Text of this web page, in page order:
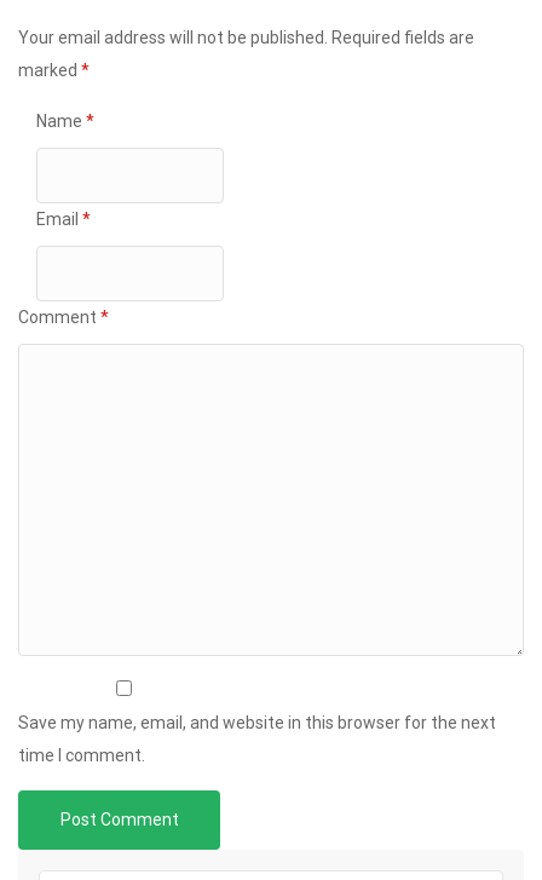
Your email address will not be published. Required fields are
marked *
Name *
Email *
Comment *
Save my name, email, and website in this browser for the next
time I comment.